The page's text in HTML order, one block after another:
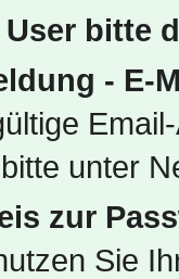
User bitte
- E-
unter
zur
Sie